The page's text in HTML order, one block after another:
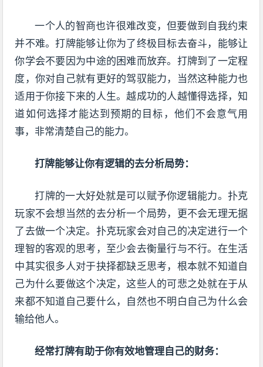
一个人的智商也许很难改变，但要做到自我约束
并不难。打牌能够让你为了终极目标去奋斗，能够让
你学会不要因为中途的困难而放弃。打牌到了一定程
度，你对自己就有更好的驾驭能力，当然这种能力也
适用于你接下来的人生。越成功的人越懂得选择，知
道如何选择才能达到预期的目标，他们不会意气用
事，非常清楚自己的能力。
打牌能够让你有逻辑的去分析局势：
打牌的一大好处就是可以赋予你逻辑能力。扑克
玩家不会想当然的去分析一个局势，更不会无理无据
了去做一个决定。扑克玩家会对自己的决定进行一个
理智的客观的思考，至少会去衡量行与不行。在生活
中其实很多人对于抉择都缺乏思考，根本就不知道自
己为什么要做这个决定，这些人的可悲之处就在于从
来都不知道自己要什么，自然也不明白自己为什么会
输给他人。
经常打牌有助于你有效地管理自己的财务：